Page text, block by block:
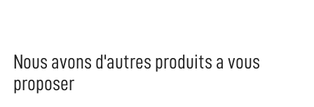
Nous avons d'autres produits a vous
proposer